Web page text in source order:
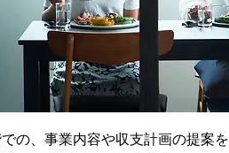
の、事業内容や収支計画の提案